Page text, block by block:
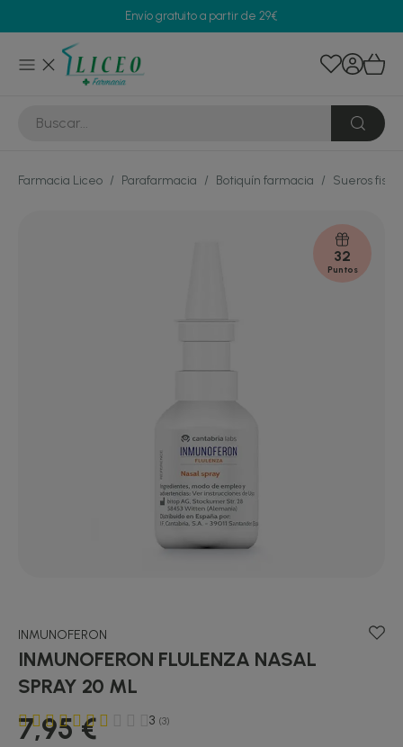
Envío gratuito a partir de 29€
Farmacia Liceo / Parafarmacia / Botiquín farmacia / Sueros
32
Puntos
INMUNOFERON
INMUNOFERON FLULENZA NASAL
SPRAY 20 ML
7,95 € 3 (3)